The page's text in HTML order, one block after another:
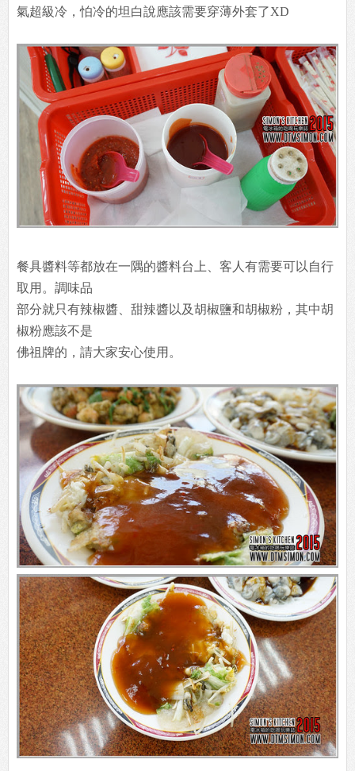
氣超級冷，怕冷的坦白說應該需要穿薄外套了XD
餐具醬料等都放在一隅的醬料台上、客人有需要可以自行
取用。調味品
部分就只有辣椒醬、甜辣醬以及胡椒鹽和胡椒粉，其中胡
椒粉應該不是
佛祖牌的，請大家安心使用。